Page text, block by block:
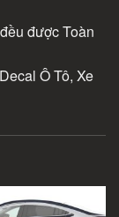
được Toàn
Ô Tô, Xe